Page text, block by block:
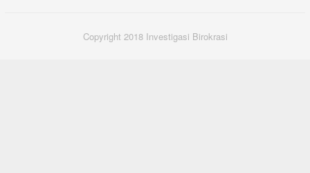
Copyright 2018 Investigasi Birokrasi